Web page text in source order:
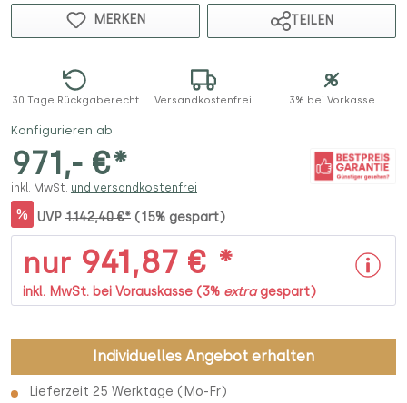
MERKEN TEILEN
30 Tage Rückgaberecht Versandkostenfrei 3% bei Vorkasse
Konfigurieren ab
971,- €*
inkl. MwSt. und versandkostenfrei
% UVP 1.142,40 €* (15% gespart)
nur 941,87 € *
inkl. MwSt. bei Vorauskasse (3% extragespart)
Individuelles Angebot erhalten
Lieferzeit 25 Werktage (Mo-Fr)